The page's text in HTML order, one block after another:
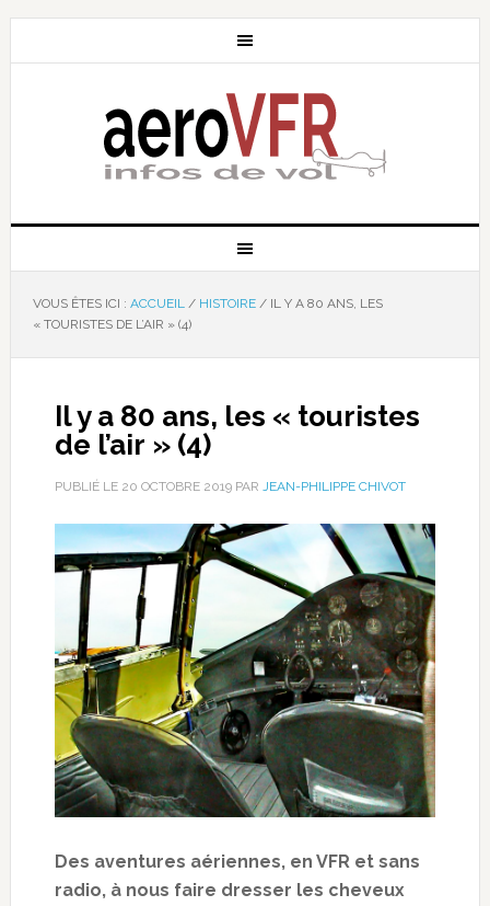
VOUS ÊTES ICI : ACCUEIL / HISTOIRE /IL Y A 80 ANS, LES
« TOURISTES DE L’AIR » (4)
Il y a 80 ans, les « touristes
de l’air » (4)
PUBLIÉ LE 20 OCTOBRE 2019PAR JEAN-PHILIPPE CHIVOT
Des aventures aériennes, en VFR et sans
radio, à nous faire dresser les cheveux